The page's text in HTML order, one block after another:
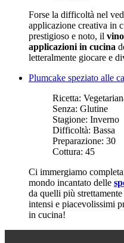
Forse la difficoltà nel
applicazione creativa in
prestigioso e noto, il
applicazioni in cucina
letteralmente giocare e
Plumcake speziato alle
Ricetta:
Senza: Glutine
Stagione: Inverno
Difficoltà: Bassa
Preparazione: 30
Cottura: 45
Ci immergiamo
mondo incantato delle
da quelli più
intensi e piacevolissimi
in cucina!